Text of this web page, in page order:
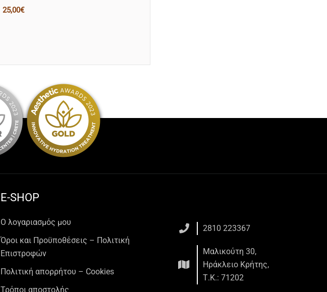
25,00€
E-SHOP
Ο λογαριασμός μου
Όροι και Προϋποθέσεις – Πολιτική
Επιστροφών
Πολιτική απορρήτου – Cookies
Τρόποι αποστολής
2810 223367
Μαλικούτη 30,
Ηράκλειο Κρήτης,
Τ.Κ.: 71202